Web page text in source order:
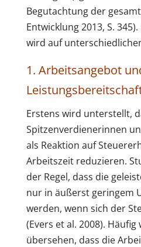
Begutachtung der
Entwicklung 2013, S.
wird auf
1. Arbeitsangebot
Erstens wird unterstellt,
Spitzenverdienerinnen
als Reaktion auf
Arbeitszeit reduzieren.
der Regel, dass die
nur in äußerst geringem
werden, wenn sich der
(Evers et al. 2008).
übersehen, dass die